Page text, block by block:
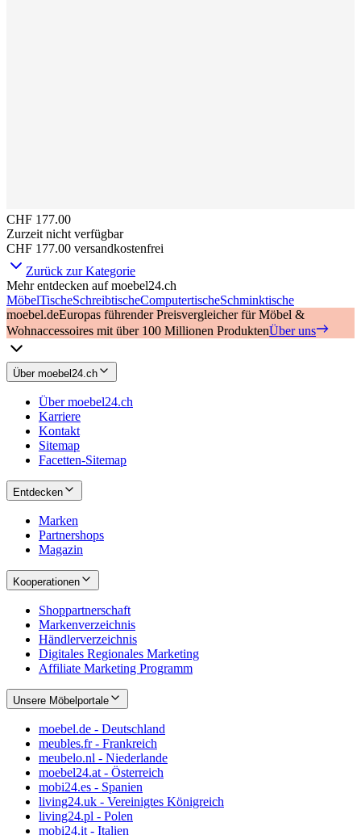
CHF 177.00
Zurzeit nicht verfügbar
CHF 177.00 versandkostenfrei
Zurück zur Kategorie
Mehr entdecken auf moebel24.ch
MöbelTischeSchreibtischeComputertischeSchminktische
moebel.deEuropas führender Preisvergleicher für Möbel &
Wohnaccessoires mit über 100 Millionen ProduktenÜber uns
Über moebel24.ch
Über moebel24.ch
Karriere
Kontakt
Sitemap
Facetten-Sitemap
Entdecken
Marken
Partnershops
Magazin
Kooperationen
Shoppartnerschaft
Markenverzeichnis
Händlerverzeichnis
Digitales Regionales Marketing
Affiliate Marketing Programm
Unsere Möbelportale
moebel.de - Deutschland
meubles.fr - Frankreich
meubelo.nl - Niederlande
moebel24.at - Österreich
mobi24.es - Spanien
living24.uk - Vereinigtes Königreich
living24.pl - Polen
mobi24.it - Italien